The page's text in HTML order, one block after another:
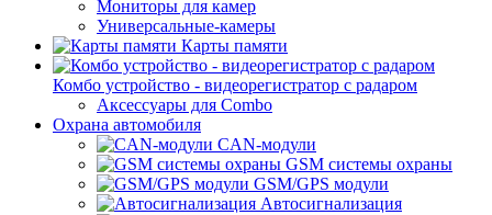
Мониторы для камер
Универсальные-камеры
Карты памяти
Комбо устройство - видеорегистратор с радаром
Аксессуары для Combo
Охрана автомобиля
CAN-модули
GSM системы охраны
GSM/GPS модули
Автосигнализация